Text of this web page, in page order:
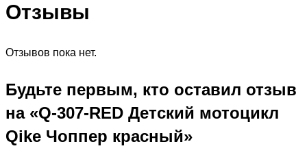
Отзывы
Отзывов пока нет.
Будьте первым, кто оставил отзыв
на «Q-307-RED Детский мотоцикл
Qike Чоппер красный»